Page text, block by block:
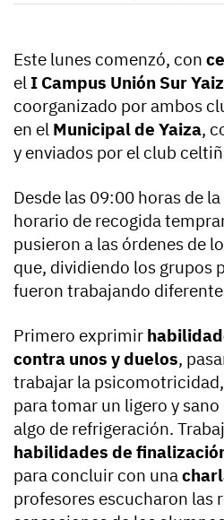
Este lunes comenzó, con
el I Campus Unión Sur
coorganizado por ambos
en el Municipal de Yaiza,
y enviados por el club
Desde las 09:00 horas de
horario de recogida
pusieron a las órdenes de
que, dividiendo los grupos
fueron trabajando
Primero exprimir
contra unos y duelos,
trabajar la
para tomar un ligero y
algo de refrigeración.
habilidades de
para concluir con una
profesores escucharon las